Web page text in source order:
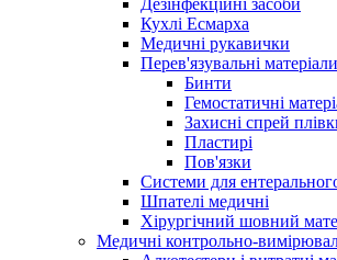
Дезінфекційні засоби
Кухлі Есмарха
Медичні рукавички
Перев'язувальні матеріали
Бинти
Гемостатичні
Захисні спрей
Пластирі
Пов'язки
Системи для
Шпателі медичні
Хірургічний шовний
Медичні контрольно-